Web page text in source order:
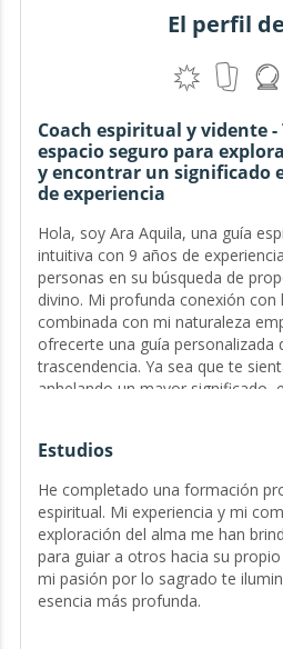
El perfil
Coach espiritual y vidente -
espacio seguro para
y encontrar un significado
de experiencia
Hola, soy Ara Aquila, una guía
intuitiva con 9 años de
personas en su búsqueda de
divino. Mi profunda conexión con
combinada con mi naturaleza
ofrecerte una guía personalizada
trascendencia. Ya sea que te
anhelando un mayor significado,
de Experiencia
Hola, soy Ara Aquila, una guía
intuitiva con 9 años de
personas en su búsqueda de
divino.
Estudios
He completado una formación
espiritual. Mi experiencia y mi
exploración del alma me han
para guiar a otros hacia su
mi pasión por lo sagrado te
esencia más profunda.